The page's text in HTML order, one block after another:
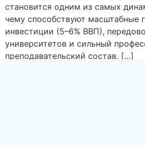
становится одним из самых
чему способствуют масштабные
инвестиции (5–6% ВВП),
университетов и сильный
преподавательский состав. […]